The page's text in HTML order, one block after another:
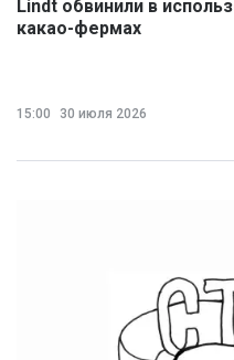
Lindt обвинили в
какао-фермах
15:00 30 июля 2026